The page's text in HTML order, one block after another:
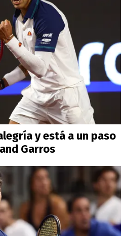
y está a un paso
Garros